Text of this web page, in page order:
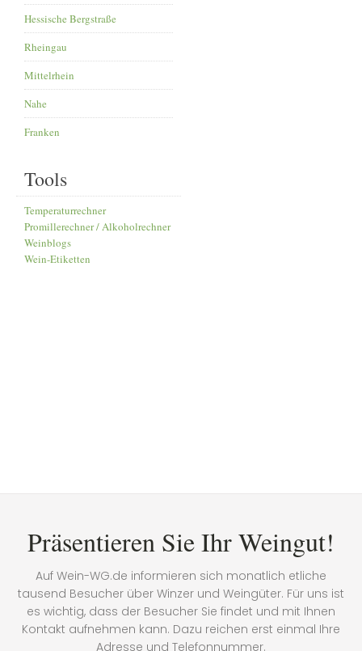
Hessische Bergstraße
Rheingau
Mittelrhein
Nahe
Franken
Tools
Temperaturrechner
Promillerechner / Alkoholrechner
Weinblogs
Wein-Etiketten
Präsentieren Sie Ihr Weingut!
Auf Wein-WG.de informieren sich monatlich etliche
tausend Besucher über Winzer und Weingüter. Für uns ist
es wichtig, dass der Besucher Sie findet und mit Ihnen
Kontakt aufnehmen kann. Dazu reichen erst einmal Ihre
Adresse und Telefonnummer.